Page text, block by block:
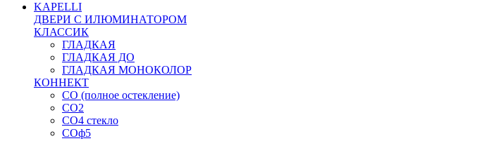
KAPELLI
ДВЕРИ С ИЛЮМИНАТОРОМ
КЛАССИК
ГЛАДКАЯ
ГЛАДКАЯ ДО
ГЛАДКАЯ МОНОКОЛОР
КОННЕКТ
СО (полное остекление)
СО2
СО4 стекло
СОф5